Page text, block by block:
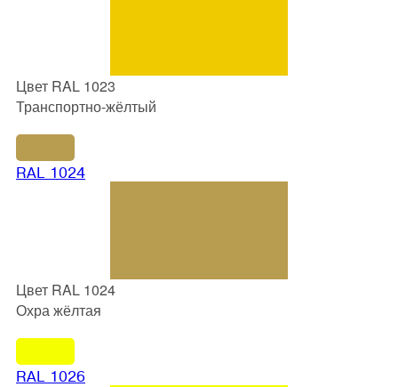
Цвет RAL 1023
Транспортно-жёлтый
RAL 1024
Цвет RAL 1024
Охра жёлтая
RAL 1026